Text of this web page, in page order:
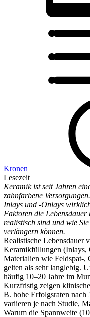
Kronen
Lesezeit
Keramik ist seit Jahren
zahnfarbene
Inlays und -Onlays
Faktoren die Lebensdauer
realistisch sind und wie
verlängern können.
Realistische Lebensdauer
Keramikfüllungen (Inlays,
Materialien wie Feldspat-,
gelten als sehr langlebig.
häufig 10–20 Jahre im
Kurzfristig zeigen
B. hohe Erfolgsraten nach
variieren je nach Studie,
Warum die Spannweite